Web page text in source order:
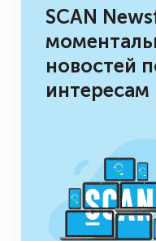
SCAN
новостей
интересам